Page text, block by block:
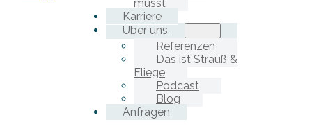
müsst
Karriere
Über uns
Referenzen
Das ist Strauß &
Fliege
Podcast
Blog
Anfragen